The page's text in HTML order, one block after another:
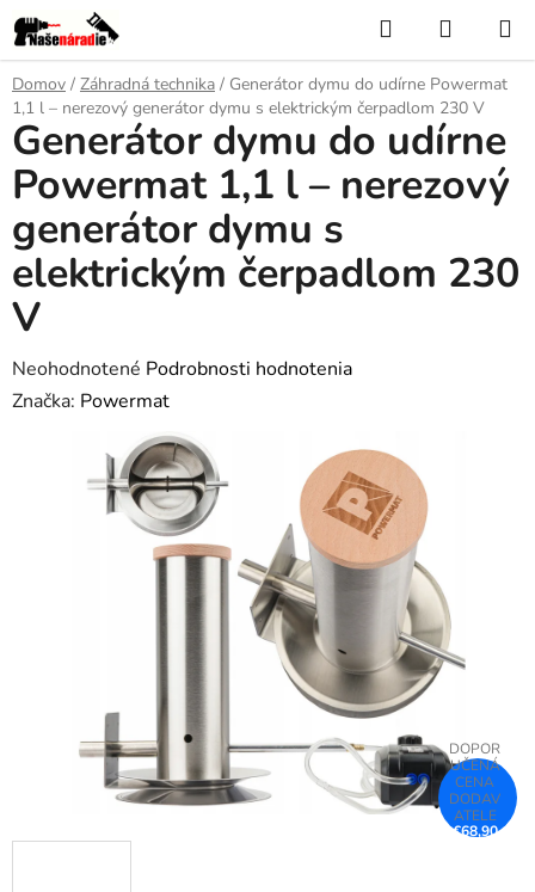
Prejsť
na
obsah
Hľadať
KOŠÍK
Domov / Záhradná technika / Generátor dymu do udírne Powermat
1,1 l – nerezový generátor dymu s elektrickým čerpadlom 230 V
Generátor dymu do udírne
Powermat 1,1 l – nerezový
generátor dymu s
elektrickým čerpadlom 230
V
Priemerné
hodnotenie
Neohodnotené Podrobnosti hodnotenia
Značka: Powermat
€68,90